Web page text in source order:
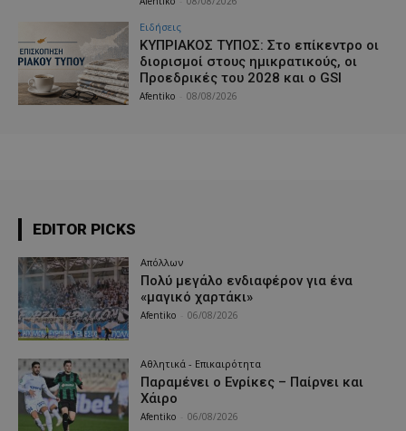
Ειδήσεις
ΚΥΠΡΙΑΚΟΣ ΤΥΠΟΣ: Στο επίκεντρο οι
διορισμοί στους ημικρατικούς, οι
Προεδρικές του 2028 και ο GSI
Afentiko 08/08/2026
EDITOR PICKS
Απόλλων
Πολύ μεγάλο ενδιαφέρον για ένα
«μαγικό χαρτάκι»
Afentiko 06/08/2026
Αθλητικά - Επικαιρότητα
Παραμένει ο Ενρίκες – Παίρνει και
Χάιρο
Afentiko 06/08/2026